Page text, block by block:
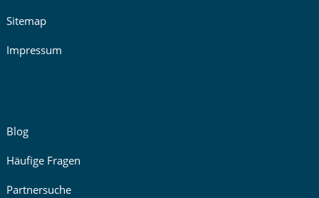
Sitemap
Impressum
Blog
Häufige Fragen
Partnersuche